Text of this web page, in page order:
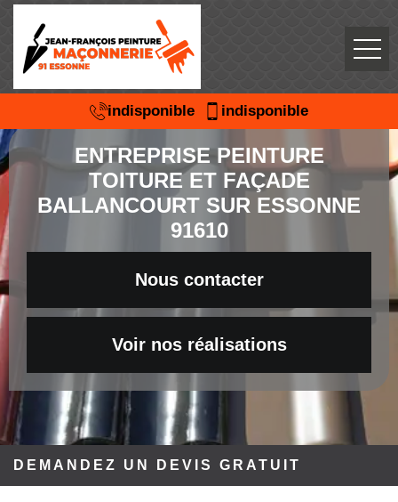
indisponible indisponible
ENTREPRISE PEINTURE
TOITURE ET FAÇADE
BALLANCOURT SUR ESSONNE
91610
Nous contacter
Voir nos réalisations
DEMANDEZ UN DEVIS GRATUIT